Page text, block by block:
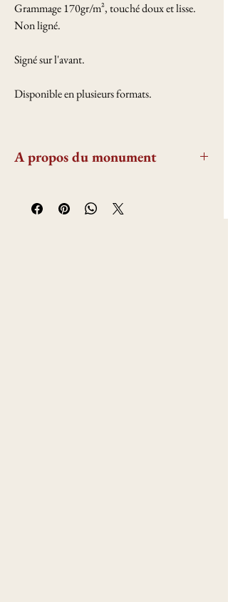
Grammage 170gr/m², touché doux et lisse.
Non ligné.
Signé sur l'avant.
Disponible en plusieurs formats.
A propos du monument
l'Yonne, construite entre le XVème et XVIème